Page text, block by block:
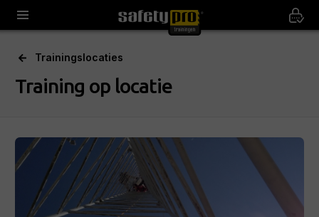
Trainingslocaties
Training op locatie